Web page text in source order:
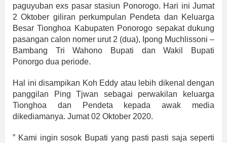
paguyuban exs pasar stasiun Ponorogo. Hari ini Jumat
2 Oktober giliran perkumpulan Pendeta dan Keluarga
Besar Tionghoa Kabupaten Ponorogo sepakat dukung
pasangan calon nomer urut 2 (dua), Ipong Muchlissoni –
Bambang Tri Wahono Bupati dan Wakil Bupati
Ponorgo dua periode.
Hal ini disampikan Koh Eddy atau lebih dikenal dengan
panggilan Ping Tjwan sebagai perwakilan keluarga
Tionghoa dan Pendeta kepada awak media
dikediamanya. Jumat 02 Oktober 2020.
” Kami ingin sosok Bupati yang pasti pasti saja seperti